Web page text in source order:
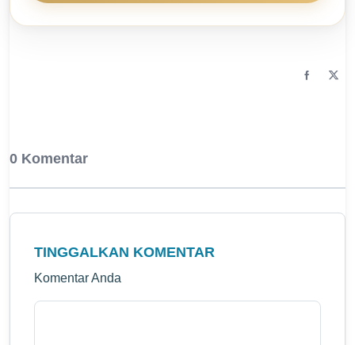
0 Komentar
TINGGALKAN KOMENTAR
Komentar Anda